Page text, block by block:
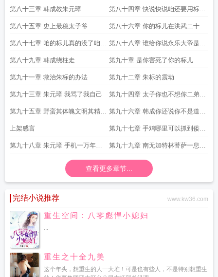
高明 几个官员能禁得起考验
第八十三章 韩成教朱元璋 第八十四章 快说快说咱还要用标儿
做皇帝后的丰功伟绩来下酒呢
第八十五章 史上最稳太子爷 第八十六章 你的标儿在洪武二十五
年去世了
第八十七章 咱的标儿真的没了咱白
发人送了黑发人
第八十八章 谁给你说永乐大帝是朱
标了
第八十九章 韩成绕柱走 第九十章 是你害死了你的标儿
第九十一章 救治朱标的办法 第九十二章 朱标的震动
第九十三章 朱元璋 我骂了我自己 第九十四章 太子你也不想你二弟成
为禽兽吧
第九十五章 野蛮其体魄文明其精神
八部金刚功出世
第九十六章 韩成你还说你不是道门
精英弟子
上架感言 第九十七章 手鸡哪里可以抓到倭国
那里有没有求订阅
第九十八章 朱元璋 手机一万年也 第九十九章 南无加特林菩萨一息三
千六百转
查看更多章节...
完结小说推荐 www.kw36.com
重生空间：八零彪悍小媳妇
...
重生之十全九美
这个年头，想重生的人一大堆！可是也有些人，不是特别想重生